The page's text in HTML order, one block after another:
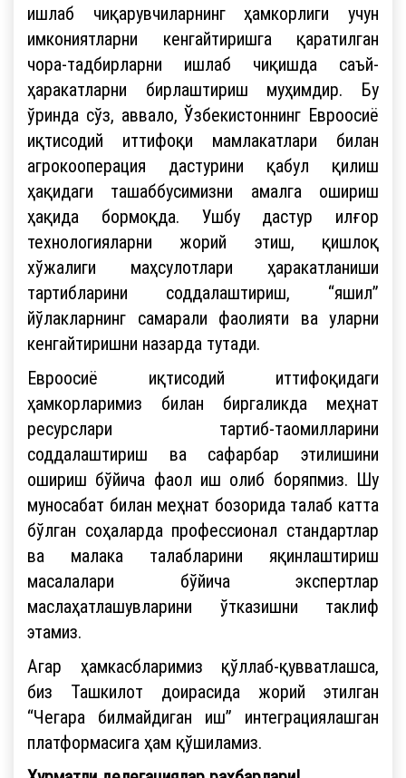
ишлаб чиқарувчиларнинг ҳамкорлиги учун
имкониятларни кенгайтиришга қаратилган
чора-тадбирларни ишлаб чиқишда саъй-
ҳаракатларни бирлаштириш муҳимдир. Бу
ўринда сўз, аввало, Ўзбекистоннинг Евроосиё
иқтисодий иттифоқи мамлакатлари билан
агрокооперация дастурини қабул қилиш
ҳақидаги ташаббусимизни амалга ошириш
ҳақида бормоқда. Ушбу дастур илғор
технологияларни жорий этиш, қишлоқ
хўжалиги маҳсулотлари ҳаракатланиши
тартибларини соддалаштириш, “яшил”
йўлакларнинг самарали фаолияти ва уларни
кенгайтиришни назарда тутади.
Евроосиё иқтисодий иттифоқидаги
ҳамкорларимиз билан биргаликда меҳнат
ресурслари тартиб-таомилларини
соддалаштириш ва сафарбар этилишини
ошириш бўйича фаол иш олиб боряпмиз. Шу
муносабат билан меҳнат бозорида талаб катта
бўлган соҳаларда профессионал стандартлар
ва малака талабларини яқинлаштириш
масалалари бўйича экспертлар
маслаҳатлашувларини ўтказишни таклиф
этамиз.
Агар ҳамкасбларимиз қўллаб-қувватлашса,
биз Ташкилот доирасида жорий этилган
“Чегара билмайдиган иш” интеграциялашган
платформасига ҳам қўшиламиз.